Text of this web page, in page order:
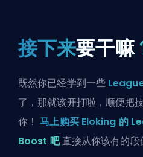
接下来要干嘛
既然你已经学到一些
了，那就该开打啦，顺便把
你！马上购买 Eloking 的
Boost 吧直接从你该有的段